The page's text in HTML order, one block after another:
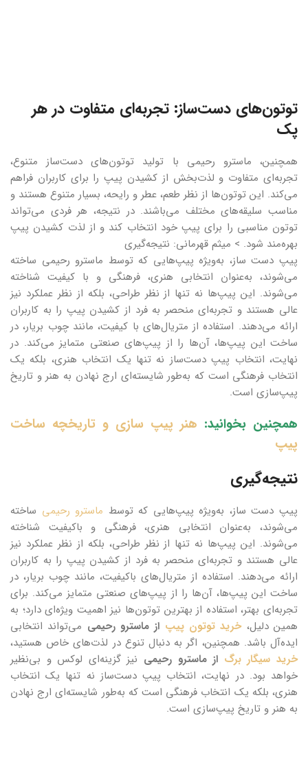
توتون‌های دست‌ساز: تجربه‌ای متفاوت در هر
پک
همچنین، ماسترو رحیمی با تولید توتون‌های دست‌ساز متنوع،
تجربه‌ای متفاوت و لذت‌بخش از کشیدن پیپ را برای کاربران فراهم
می‌کند. این توتون‌ها از نظر طعم، عطر و رایحه، بسیار متنوع هستند و
مناسب سلیقه‌های مختلف می‌باشند. در نتیجه، هر فردی می‌تواند
توتون مناسبی را برای پیپ خود انتخاب کند و از لذت کشیدن پیپ
بهره‌مند شود. > میثم قهرمانی: نتیجه‌گیری
پیپ‌ دست‌ ساز، به‌ویژه پیپ‌هایی که توسط ماسترو رحیمی ساخته
می‌شوند، به‌عنوان انتخابی هنری، فرهنگی و با کیفیت شناخته
می‌شوند. این پیپ‌ها نه تنها از نظر طراحی، بلکه از نظر عملکرد نیز
عالی هستند و تجربه‌ای منحصر به فرد از کشیدن پیپ را به کاربران
ارائه می‌دهند. استفاده از متریال‌های با کیفیت، مانند چوب بریار، در
ساخت این پیپ‌ها، آن‌ها را از پیپ‌های صنعتی متمایز می‌کند. در
نهایت، انتخاب پیپ دست‌ساز نه تنها یک انتخاب هنری، بلکه یک
انتخاب فرهنگی است که به‌طور شایسته‌ای ارج نهادن به هنر و تاریخ
پیپ‌سازی است.
همچنین بخوانید: هنر پیپ سازی و تاریخچه ساخت
پیپ
نتیجه‌گیری
پیپ‌ دست‌ ساز، به‌ویژه پیپ‌هایی که توسط ماسترو رحیمی ساخته
می‌شوند، به‌عنوان انتخابی هنری، فرهنگی و باکیفیت شناخته
می‌شوند. این پیپ‌ها نه تنها از نظر طراحی، بلکه از نظر عملکرد نیز
عالی هستند و تجربه‌ای منحصر به فرد از کشیدن پیپ را به کاربران
ارائه می‌دهند. استفاده از متریال‌های باکیفیت، مانند چوب بریار، در
ساخت این پیپ‌ها، آن‌ها را از پیپ‌های صنعتی متمایز می‌کند. برای
تجربه‌ای بهتر، استفاده از بهترین توتون‌ها نیز اهمیت ویژه‌ای دارد؛ به
همین دلیل،خرید توتون پیپ از ماسترو رحیمی می‌تواند انتخابی
ایده‌آل باشد. همچنین، اگر به دنبال تنوع در لذت‌های خاص هستید،
خرید سیگار برگ از ماسترو رحیمی نیز گزینه‌ای لوکس و بی‌نظیر
خواهد بود. در نهایت، انتخاب پیپ دست‌ساز نه تنها یک انتخاب
هنری، بلکه یک انتخاب فرهنگی است که به‌طور شایسته‌ای ارج نهادن
به هنر و تاریخ پیپ‌سازی است.